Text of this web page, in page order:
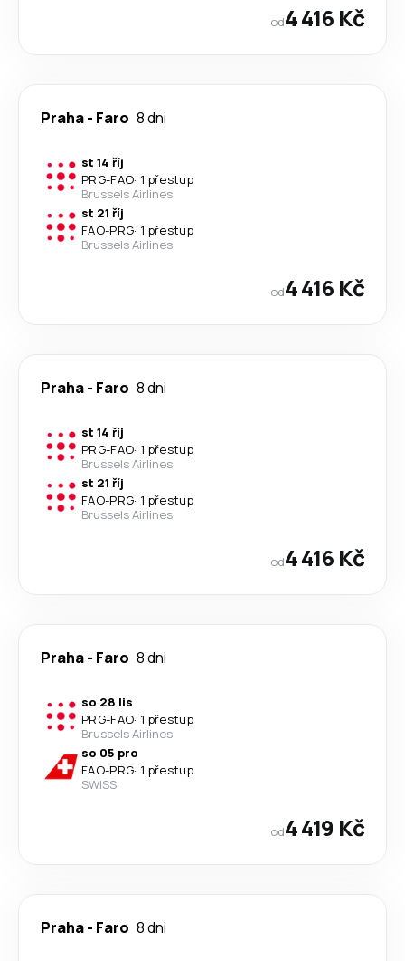
od4 416 Kč
Praha- Faro 8 dni
st 14 říj
PRG-FAO· 1 přestup
Brussels Airlines
st 21 říj
FAO-PRG· 1 přestup
Brussels Airlines
od4 416 Kč
Praha- Faro 8 dni
st 14 říj
PRG-FAO· 1 přestup
Brussels Airlines
st 21 říj
FAO-PRG· 1 přestup
Brussels Airlines
od4 416 Kč
Praha- Faro 8 dni
so 28 lis
PRG-FAO· 1 přestup
Brussels Airlines
so 05 pro
FAO-PRG· 1 přestup
SWISS
od4 419 Kč
Praha- Faro 8 dni